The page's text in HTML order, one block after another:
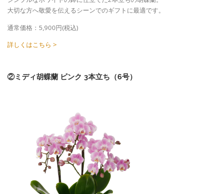
大切な方へ敬愛を伝えるシーンでのギフトに最適です。
通常価格：5,900円(税込)
詳しくはこちら >
②ミディ胡蝶蘭 ピンク 3本立ち（6号）